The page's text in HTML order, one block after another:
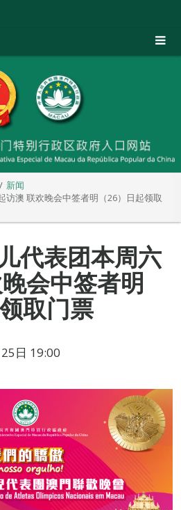
新闻
访澳 联欢晚会中签者明（26）日起领取
代表团本周六
会中签者明
取门票
日 19:00